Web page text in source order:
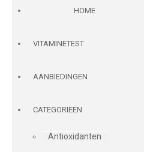
HOME
VITAMINETEST
AANBIEDINGEN
CATEGORIEËN
Antioxidanten